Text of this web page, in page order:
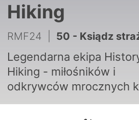
Hiking
RMF24 50 - Ksiądz strażnikiem skarbów III Rzeszy? Tajemnica Zenona
Legendarna ekipa
Hiking - miłośników i
odkrywców mrocznych
historii XX wieku - w
nowym podcaście